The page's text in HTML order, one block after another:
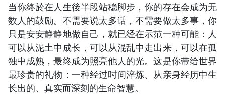
当你终於在人生後半段站稳脚步，你的存在会成为无
数人的鼓励。不需要说太多话，不需要做太多事，你
只是安安静静地做自己，就已经在示范一种可能：人
可以从泥土中成长，可以从混乱中走出来，可以在孤
独中成熟，最终成为照亮他人的光。这是你带给世界
最珍贵的礼物：一种经过时间淬炼、从亲身经历中生
长出的、真实而深刻的生命智慧。